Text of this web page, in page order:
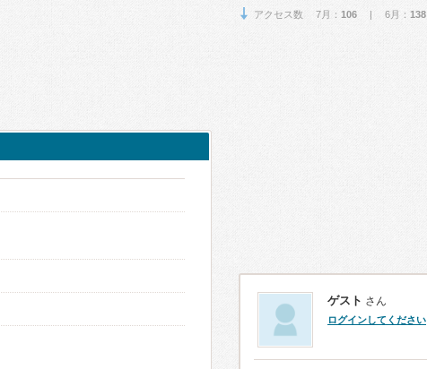
アクセス数 7月： 106 | 6月： 138
ゲスト さん
ログインしてください